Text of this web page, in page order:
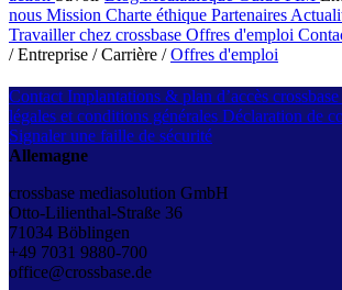
nous Mission Charte éthique Partenaires
Travailler chez crossbase Offres d'emploi
/ Entreprise / Carrière / Offres d'emploi
Contact Implantations & plan d’accès
légales et conditions générales Déclaration de
Signaler une faille de sécurité
Allemagne
crossbase mediasolution GmbH
Otto-Lilienthal-Straße 36
71034 Böblingen
+49 7031 9880-700
office@crossbase.de